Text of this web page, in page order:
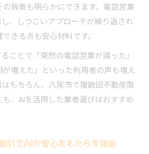
背景も明らかにできます。電話営業
、しつこいアプローチが繰り返され
きる点も安心材料です。
ことで「突然の電話営業が減った」
が増えた」といった利用者の声も増え
もちろん、八尾市で複数回不動産取
、AIを活用した業者選びはおすすめ
引でAIが安心をもたらす理由